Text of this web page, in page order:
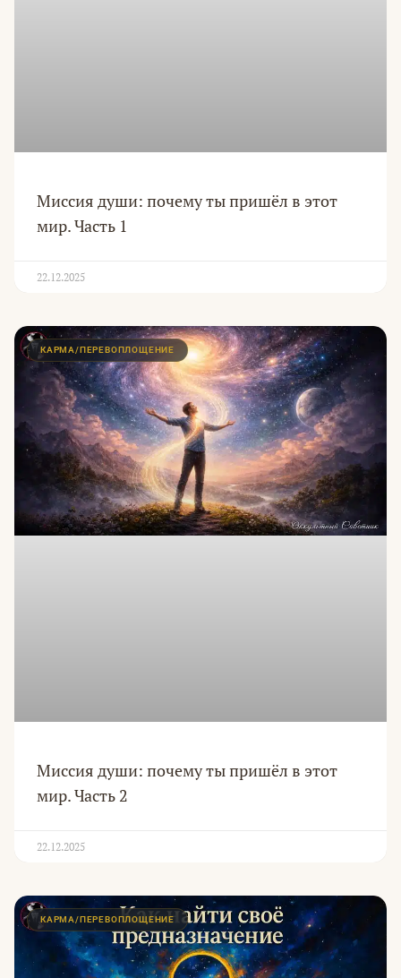
Миссия души: почему ты пришёл в этот
мир. Часть 1
22.12.2025
КАРМА/ПЕРЕВОПЛОЩЕНИЕ
Миссия души: почему ты пришёл в этот
мир. Часть 2
22.12.2025
КАРМА/ПЕРЕВОПЛОЩЕНИЕ